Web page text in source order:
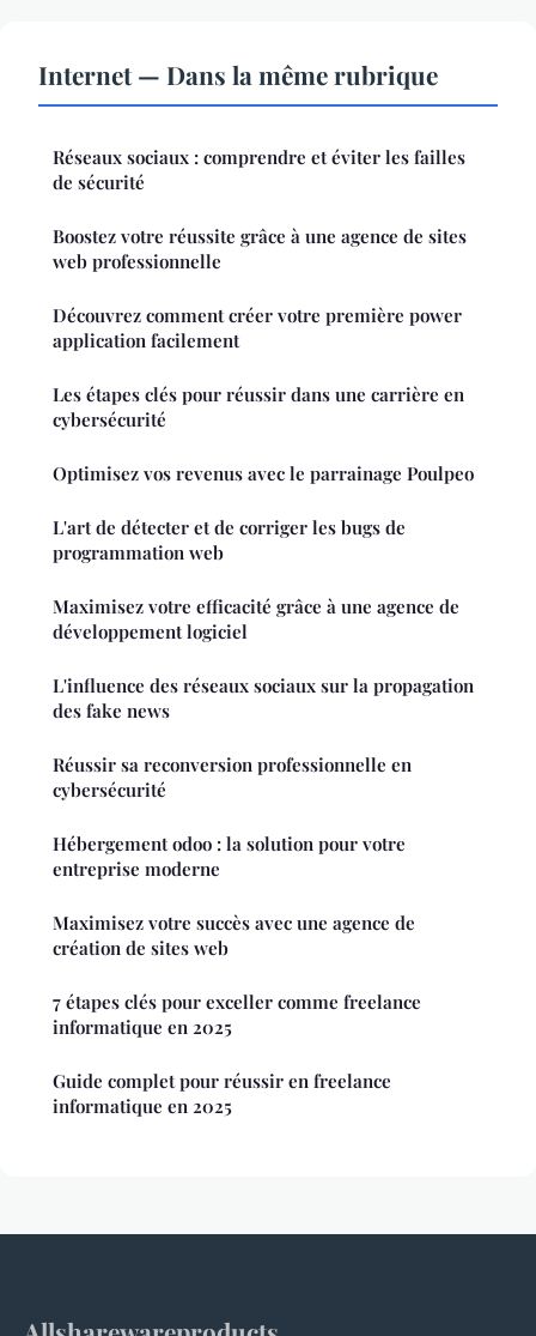
Internet — Dans la même rubrique
Réseaux sociaux : comprendre et éviter les failles
de sécurité
Boostez votre réussite grâce à une agence de sites
web professionnelle
Découvrez comment créer votre première power
application facilement
Les étapes clés pour réussir dans une carrière en
cybersécurité
Optimisez vos revenus avec le parrainage Poulpeo
L'art de détecter et de corriger les bugs de
programmation web
Maximisez votre efficacité grâce à une agence de
développement logiciel
L'influence des réseaux sociaux sur la propagation
des fake news
Réussir sa reconversion professionnelle en
cybersécurité
Hébergement odoo : la solution pour votre
entreprise moderne
Maximisez votre succès avec une agence de
création de sites web
7 étapes clés pour exceller comme freelance
informatique en 2025
Guide complet pour réussir en freelance
informatique en 2025